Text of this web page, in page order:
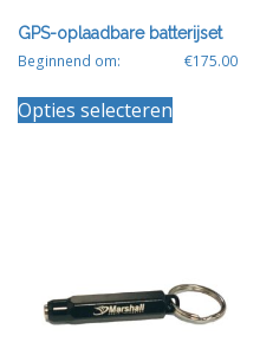
GPS-oplaadbare batterijset
Beginnend om: €175.00
Opties selecterenproduct
worden
op